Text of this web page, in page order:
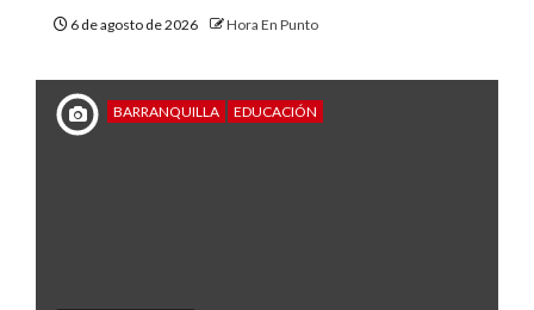
6 de agosto de 2026 Hora En Punto
BARRANQUILLA EDUCACIÓN